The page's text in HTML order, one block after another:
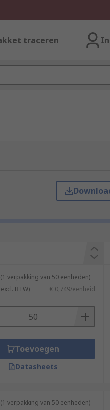
traceren
verpakking van 50 eenheden)
BTW) € 0,749/eenheid
Toevoegen
Datasheets
verpakking van 50 eenheden)